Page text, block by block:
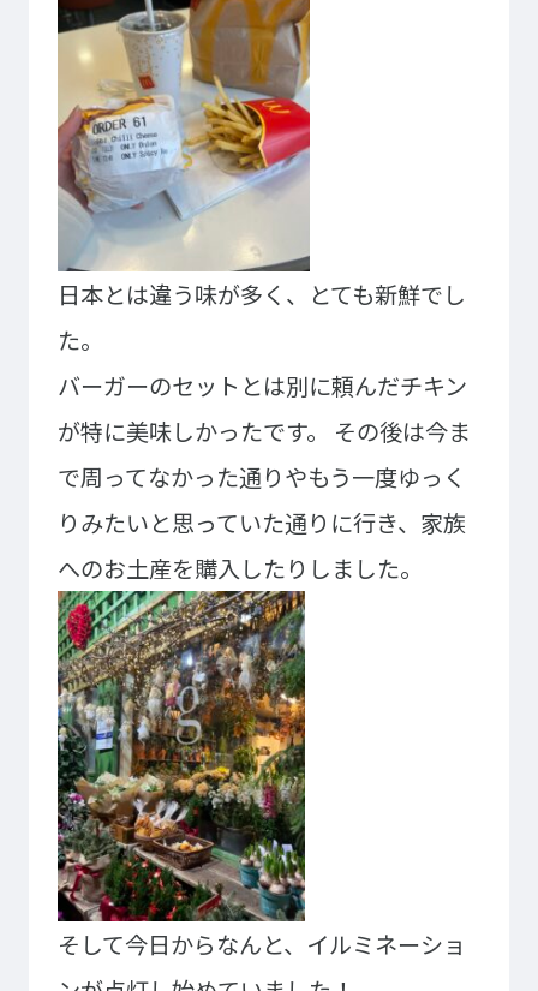
声優・演劇科
ゲームクリエーター科
アニメ・マンガ科
デザイン科
CGクリエーター科
スポーツビジネス科
こども科
航空学科
法律情報科
ビジネス情報科
公務員科
大学併修学科/教育専攻科/
研究科
東京エアトラベル・ホテル専門学校
英語キャリア科
ホテル科
観光・ツーリズム科
大学併修学科/研究科
キャリア支援
卒業生の紹介 キャリアセンター
キャンパスライフ
イベント・行事
キャンパスマップ
校外施設
部活・クラブ紹介
学生寮・マンション
学生委員会
入学のご案内
5つの入学方法
募集要項
学費・教材費
奨学金・奨励金
外国人留学生入学のご案内
日本とは違う味が多く、とても新鮮でし
た。
バーガーのセットとは別に頼んだチキン
が特に美味しかったです。
その後は今ま
で周ってなかった通りやもう一度ゆっく
りみたいと思っていた通りに行き、家族
へのお土産を購入したりしました。
そして今日からなんと、 イルミネーショ